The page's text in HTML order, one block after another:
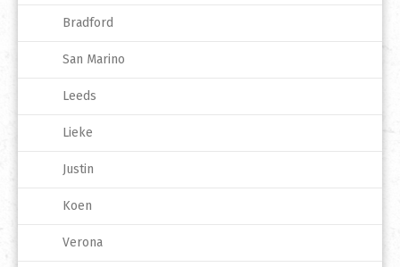
Bradford
San Marino
Leeds
Lieke
Justin
Koen
Verona